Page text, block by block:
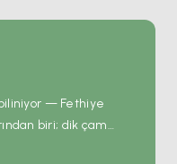
— Fethiye
biri; dik çam